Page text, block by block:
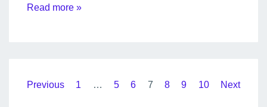
“Die
sich
Read more »
Seitennummerierung
Previous 1 … 5 6 7 8 9 10 Next